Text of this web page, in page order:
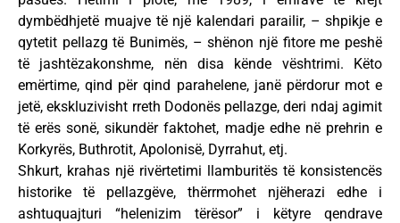
dymbëdhjetë muajve të një kalendari parailir, – shpikje e
qytetit pellazg të Bunimës, – shënon një fitore me peshë
të jashtëzakonshme, nën disa kënde vështrimi. Këto
emërtime, qind për qind parahelene, janë përdorur mot e
jetë, ekskluzivisht rreth Dodonës pellazge, deri ndaj agimit
të erës sonë, sikundër faktohet, madje edhe në prehrin e
Korkyrës, Buthrotit, Apolonisë, Dyrrahut, etj.
Shkurt, krahas një rivërtetimi llamburitës të konsistencës
historike të pellazgëve, thërrmohet njëherazi edhe i
ashtuquajturi “helenizim tërësor” i këtyre qendrave